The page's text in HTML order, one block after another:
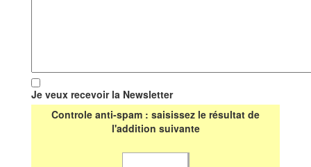
Je veux recevoir la Newsletter
Controle anti-spam : saisissez le résultat de
l'addition suivante